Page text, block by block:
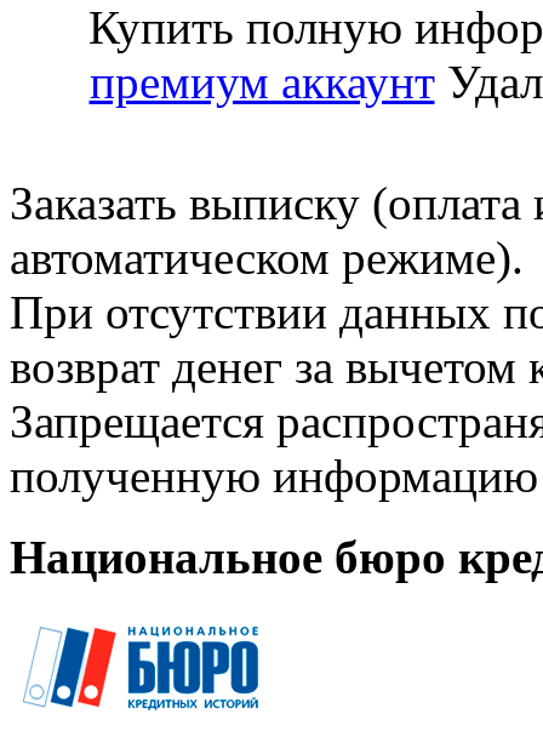
Купить полную
премиум аккаунт
Заказать выписку
автоматическом режиме).
При отсутствии данных
возврат денег за
Запрещается
полученную информацию
Национальное бюро